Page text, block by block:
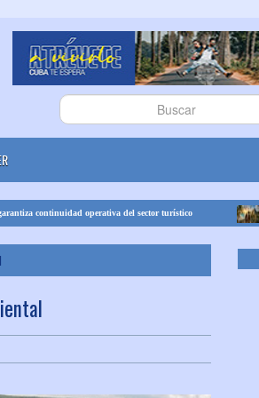
operativa del sector turístico Cuba